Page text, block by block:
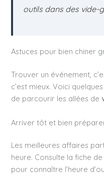
outils dans des vide-
Astuces pour bien chiner
Trouver un événement,
c’est mieux. Voici
de parcourir les allées de
Arriver tôt et bien
Les meilleures affaires
heure. Consulte la fiche de
pour connaître l’heure